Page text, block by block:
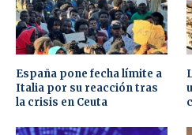
España pone fecha límite a
Italia por su reacción tras
la crisis en Ceuta